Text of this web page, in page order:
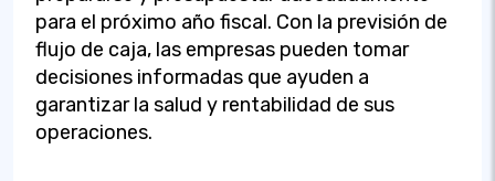
para el próximo año fiscal. Con la previsión de
flujo de caja, las empresas pueden tomar
decisiones informadas que ayuden a
garantizar la salud y rentabilidad de sus
operaciones.